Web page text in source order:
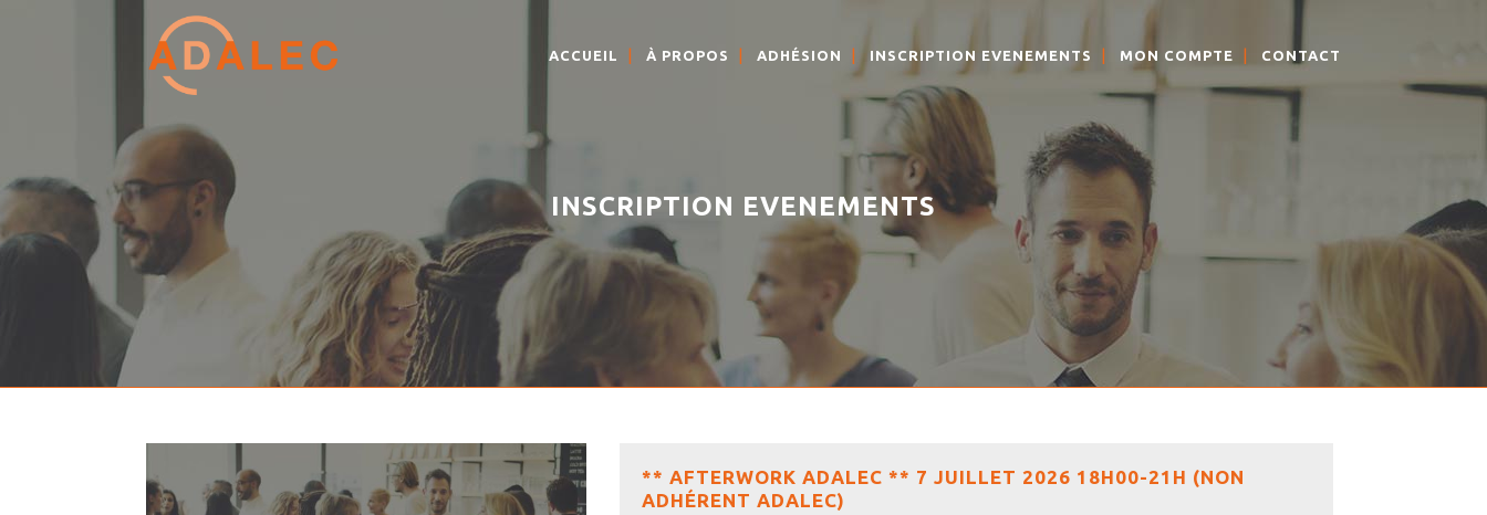
ACCUEIL À PROPOS ADHÉSION INSCRIPTION EVENEMENTS MON COMPTE CONTACT
INSCRIPTION EVENEMENTS
** AFTERWORK ADALEC ** 7 JUILLET 2026 18H00-21H (NON
ADHÉRENT ADALEC)